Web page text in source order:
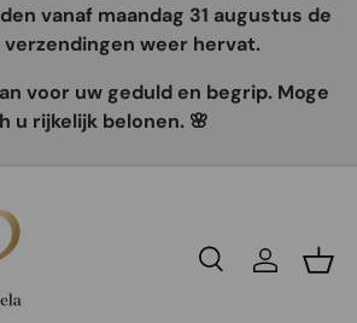
vanaf maandag 31 augustus de
weer hervat.
voor uw geduld en begrip. Moge
u rijkelijk belonen. 🌸
Recherche
Se